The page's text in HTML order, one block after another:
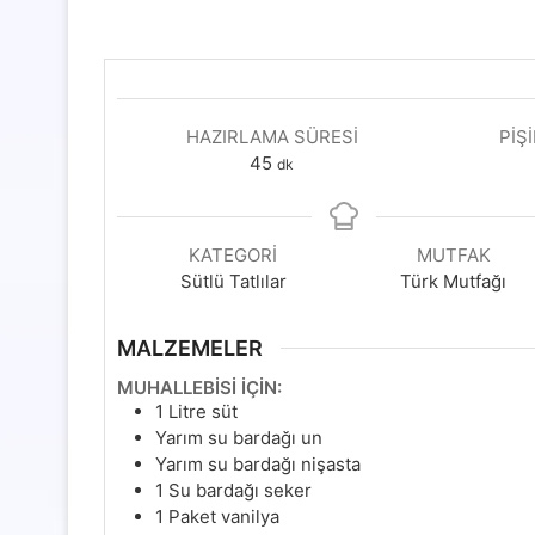
HAZIRLAMA SÜRESI
45 dakika
dk
KATEGORI
Sütlü Tatlılar
MUTFAK
Türk Mutfağı
MALZEMELER
MUHALLEBİSİ İÇİN:
1 Litre süt
Yarım su bardağı un
Yarım su bardağı nişasta
1 Su bardağı seker
1 Paket vanilya